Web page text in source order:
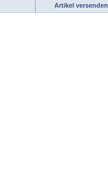
Artikel versenden